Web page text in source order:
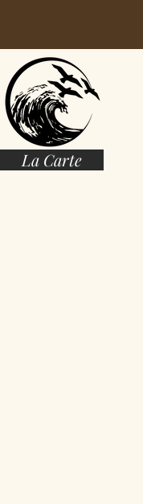
La Carte